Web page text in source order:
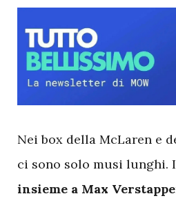
Nei box della McLaren e
ci sono solo musi lunghi.
insieme a Max